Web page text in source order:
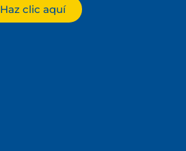
Haz clic aquí